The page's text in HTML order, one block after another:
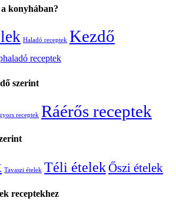
konyhában?
Haladó receptek Kezdő
receptek
szerint
receptek Ráérős receptek
Tavaszi ételek Téli ételekŐszi ételek
receptekhez